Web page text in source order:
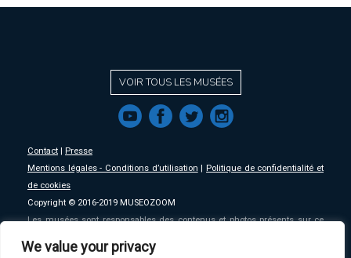
We value your privacy
VOIR TOUS LES MUSÉES
f a b e
Contact | Presse
Mentions légales - Conditions d’utilisation | Politique de confidentialité et
de cookies
Copyright © 2016-2019 MUSEOZOOM
Les musées sont responsables des contenus et photos présents sur ce